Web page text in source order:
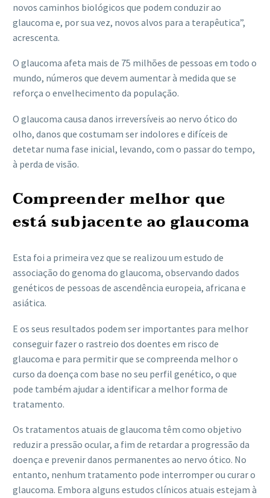
novos caminhos biológicos que podem conduzir ao
glaucoma e, por sua vez, novos alvos para a terapêutica”,
acrescenta.
O glaucoma afeta mais de 75 milhões de pessoas em todo o
mundo, números que devem aumentar à medida que se
reforça o envelhecimento da população.
O glaucoma causa danos irreversíveis ao nervo ótico do
olho, danos que costumam ser indolores e difíceis de
detetar numa fase inicial, levando, com o passar do tempo,
à perda de visão.
Compreender melhor que
está subjacente ao glaucoma
Esta foi a primeira vez que se realizou um estudo de
associação do genoma do glaucoma, observando dados
genéticos de pessoas de ascendência europeia, africana e
asiática.
E os seus resultados podem ser importantes para melhor
conseguir fazer o rastreio dos doentes em risco de
glaucoma e para permitir que se compreenda melhor o
curso da doença com base no seu perfil genético, o que
pode também ajudar a identificar a melhor forma de
tratamento.
Os tratamentos atuais de glaucoma têm como objetivo
reduzir a pressão ocular, a fim de retardar a progressão da
doença e prevenir danos permanentes ao nervo ótico. No
entanto, nenhum tratamento pode interromper ou curar o
glaucoma. Embora alguns estudos clínicos atuais estejam à